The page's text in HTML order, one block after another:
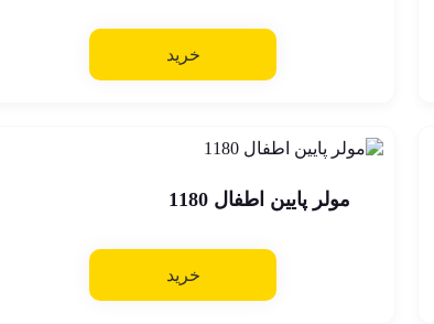
خرید
مولر پایین اطفال 1180
خرید